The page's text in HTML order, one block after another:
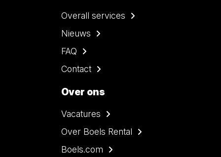
Overall services
Nieuws
FAQ
Contact
Over ons
Vacatures
Over Boels Rental
Boels.com